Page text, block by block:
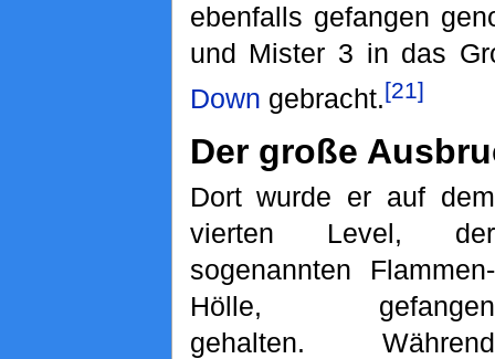
ebenfalls gefangen
und Mister 3 in das
Down gebracht.[21]
Der große
Dort wurde er auf dem
vierten Level, der
sogenannten Flammen-
Hölle, gefangen
gehalten. Während